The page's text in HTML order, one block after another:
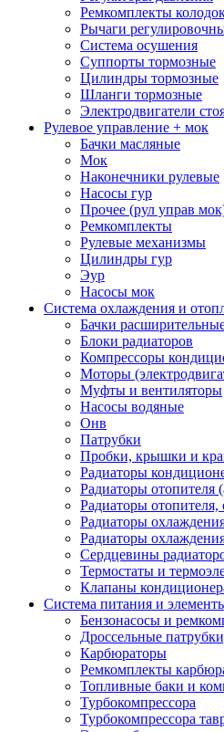
Ремкомплекты
Рычаги
Система осушения
Суппорты тормозные
Цилиндры тормозные
Шланги тормозные
Электродвигатели
Рулевое управление + мок
Бачки масляные
Мок
Наконечники рулевые
Насосы гур
Прочее (рул управ
Ремкомплекты
Рулевые механизмы
Цилиндры гур
Эур
Насосы мок
Система охлаждения и
Бачки
Блоки радиаторов
Компрессоры
Моторы
Муфты и вентиляторы
Насосы водяные
Онв
Патрубки
Пробки, крышки и
Радиаторы
Радиаторы отопителя
Радиаторы отопителя,
Радиаторы
Радиаторы
Сердцевины
Термостаты и
Клапаны
Система питания и
Бензонасосы и
Дроссельные
Карбюраторы
Ремкомплекты
Топливные баки и
Турбокомпрессора
Турбокомпрессора